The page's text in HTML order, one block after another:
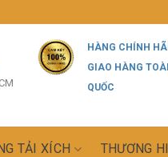
HÀNG CHÍNH
GIAO HÀNG
QUỐC
TẢI XÍCH THƯƠNG